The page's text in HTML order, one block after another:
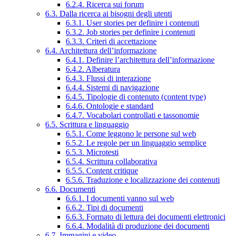
6.2.4. Ricerca sui forum
6.3. Dalla ricerca ai bisogni degli utenti
6.3.1. User stories per definire i contenuti
6.3.2. Job stories per definire i contenuti
6.3.3. Criteri di accettazione
6.4. Architettura dell’informazione
6.4.1. Definire l’architettura dell’informazione
6.4.2. Alberatura
6.4.3. Flussi di interazione
6.4.4. Sistemi di navigazione
6.4.5. Tipologie di contenuto (content type)
6.4.6. Ontologie e standard
6.4.7. Vocabolari controllati e tassonomie
6.5. Scrittura e linguaggio
6.5.1. Come leggono le persone sul web
6.5.2. Le regole per un linguaggio semplice
6.5.3. Microtesti
6.5.4. Scrittura collaborativa
6.5.5. Content critique
6.5.6. Traduzione e localizzazione dei contenuti
6.6. Documenti
6.6.1. I documenti vanno sul web
6.6.2. Tipi di documenti
6.6.3. Formato di lettura dei documenti elettronici
6.6.4. Modalità di produzione dei documenti